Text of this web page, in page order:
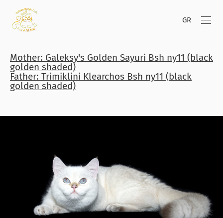
GR
Mother: Galeksy's Golden Sayuri Bsh ny11 (black
golden shaded)
Father: Trimiklini Klearchos Bsh ny11 (black
golden shaded)